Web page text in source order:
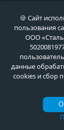
Новости
Контакты
Каталог дверей
Двери со скидкой
Популярные
🍪 Сайт
пользования
ООО
данные
cookies и сбор